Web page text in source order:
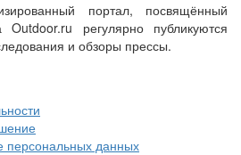
портал, посвящённый
регулярно публикуются
и обзоры прессы.
персональных данных